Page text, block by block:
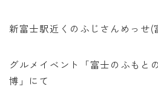
新富士駅近くのふじさんめっせ(
グルメイベント「富士のふもと
博」にて